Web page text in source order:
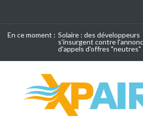
En ce moment : Solaire : des développeurs
s'insurgent contre
d'appels d'offres "neutres"